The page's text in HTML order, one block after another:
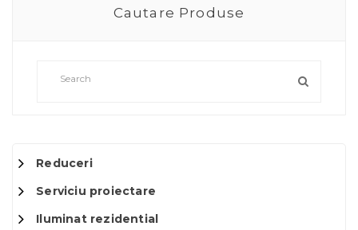
Cautare Produse
Reduceri
Serviciu proiectare
Iluminat rezidential